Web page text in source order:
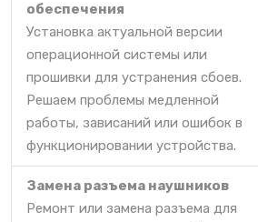
обеспечения
Установка актуальной версии
операционной системы или
прошивки для устранения сбоев.
Решаем проблемы медленной
работы, зависаний или ошибок в
функционировании устройства.
Замена разъема наушников
Ремонт или замена разъема для